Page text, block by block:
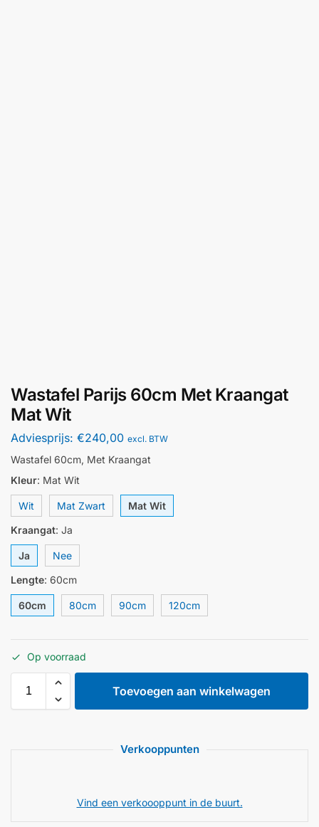
Wastafel Parijs 60cm Met Kraangat
Mat Wit
Adviesprijs: €240,00 excl. BTW
Wastafel 60cm, Met Kraangat
Kleur: Mat Wit
Wit Mat Zwart
Mat Wit
Kraangat: Ja
Ja
Nee
Lengte: 60cm
60cm 80cm 90cm 120cm
Op voorraad
Toevoegen aan winkelwagen
Verkooppunten
Vind een verkoooppunt in de buurt.